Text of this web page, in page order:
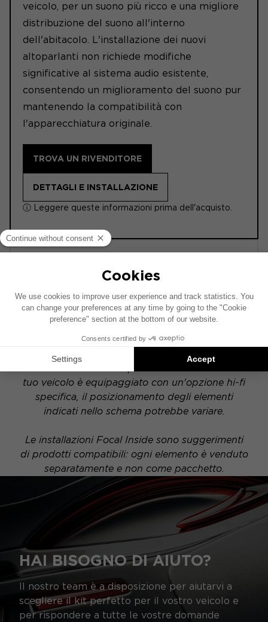
veicolo, per un suono più ricco e una migliore
distribuzione del suono all'interno
dell'abitacolo. L'installazione dei nuovi
altoparlanti non richiede modifiche
significative al sistema audio esistente,
consentendo un miglioramento del suono pur
mantenendo la compatibilità con
l'apparecchiatura originale.
TROVA UN RIVENDITORE
DETTAGLI E INSTALLAZIONE
ⓘ Leggere queste informazioni prima dell'acquisto.
POWERED
Questo schema di installazione si basa su un
tuo veicolo è equipaggiato con un'opzione hi-fi
specifica, il posizionamento degli elementi
indicati nello schema potrebbe variare.
Le installazioni Focal Inside sono suggerimenti
di prodotti compatibili: ogni elemento è venduto
separatamente e non come pacchetto.
HAI BISOGNO DI AIUTO?
Il nostro team è a disposizione per aiutarvi a
scegliere il kit perfetto per il vostro veicolo e
per rispondere a tutte le vostre domande